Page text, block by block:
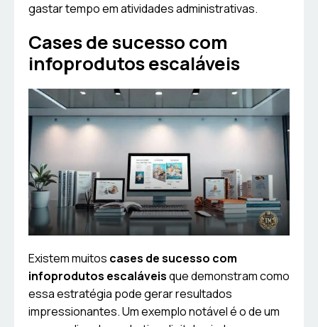
gastar tempo em atividades administrativas.
Cases de sucesso com
infoprodutos escaláveis
Existem muitos cases de sucesso com
infoprodutos escaláveisque demonstram como
essa estratégia pode gerar resultados
impressionantes. Um exemplo notável é o de um